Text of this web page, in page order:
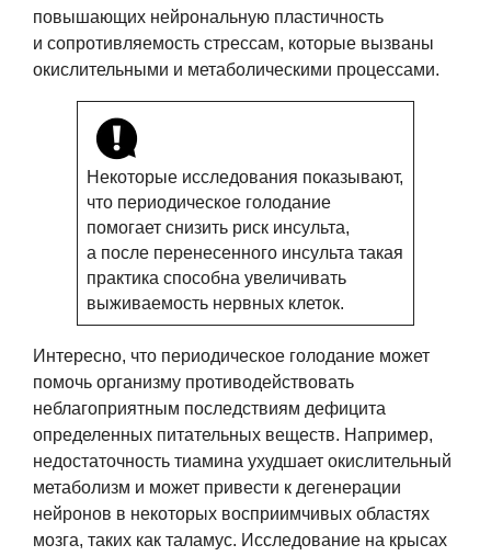
повышающих нейрональную пластичность
и сопротивляемость стрессам, которые вызваны
окислительными и метаболическими процессами.
Некоторые исследования показывают,
что периодическое голодание
помогает снизить риск инсульта,
а после перенесенного инсульта такая
практика способна увеличивать
выживаемость нервных клеток.
Интересно, что периодическое голодание может
помочь организму противодействовать
неблагоприятным последствиям дефицита
определенных питательных веществ. Например,
недостаточность тиамина ухудшает окислительный
метаболизм и может привести к дегенерации
нейронов в некоторых восприимчивых областях
мозга, таких как таламус. Исследование на крысах